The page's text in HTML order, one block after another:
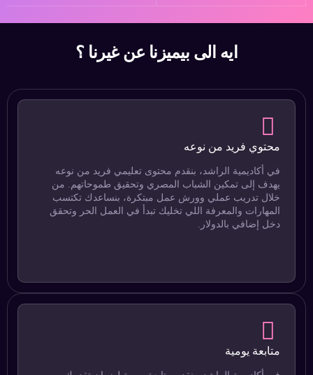
ايه الى بيميزنا عن غيرنا ؟
محتوي فريد من نوعه
في أكاديمية الراشد، بنقدم محتوى تعليمي فريد من نوعه
يهدف إلى تمكين الشباب المصري وتحقيق طموحاتهم. من
خلال تدريب عملي وورش عمل مبتكرة، بنساعدك تكتسب
المهارات والمعرفة اللي تخليك تبدأ في العمل الحر وتحقق
دخل إضافي بالدولار.
متابعة يومية